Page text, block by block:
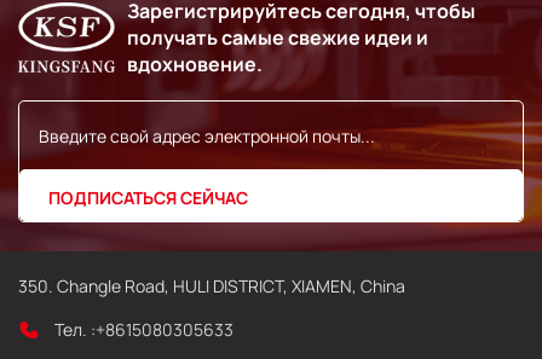
отвечает за управление
заданиями печати,
интерфейсами связи, а
также взаимодействием с
датчиками и источниками
питания.
Зарегистрируйтесь сегодня, чтобы
получать самые свежие идеи и
вдохновение.
350. Changle Road, HULI DISTRICT, XIAMEN, China
Тел. :+8615080305633